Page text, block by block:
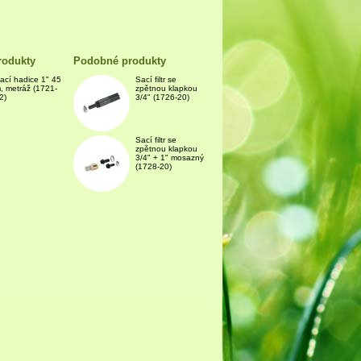
Podobné produkty
Sací filtr se
zpětnou klapkou
3/4" (1726-20)
Sací filtr se
zpětnou klapkou
3/4" + 1" mosazný
(1728-20)
hadice 1" 45
metráž (1721-